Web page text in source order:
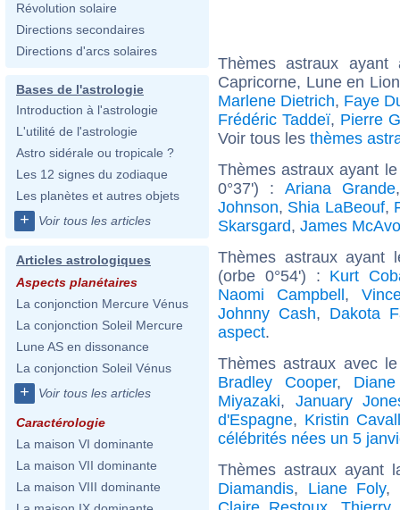
Révolution solaire
Directions secondaires
Directions d'arcs solaires
Bases de l'astrologie
Introduction à l'astrologie
L'utilité de l'astrologie
Astro sidérale ou tropicale ?
Les 12 signes du zodiaque
Les planètes et autres objets
+ Voir tous les articles
Articles astrologiques
Aspects planétaires
La conjonction Mercure Vénus
La conjonction Soleil Mercure
Lune AS en dissonance
La conjonction Soleil Vénus
+ Voir tous les articles
Caractérologie
La maison VI dominante
La maison VII dominante
La maison VIII dominante
Thèmes astraux
Capricorne, Lune en
Marlene Dietrich, Faye
Frédéric Taddeï, Pierre
Voir tous les thèmes
Thèmes astraux ayant
0°37') : Ariana Grande
Johnson, Shia LaBeouf,
Skarsgard, James
Thèmes astraux ayant
(orbe 0°54') : Kurt
Naomi Campbell,
Johnny Cash, Dakota
aspect.
Thèmes astraux avec
Bradley Cooper,
Miyazaki, January
d'Espagne, Kristin
célébrités nées un 5
Thèmes astraux
Diamandis, Liane Foly,